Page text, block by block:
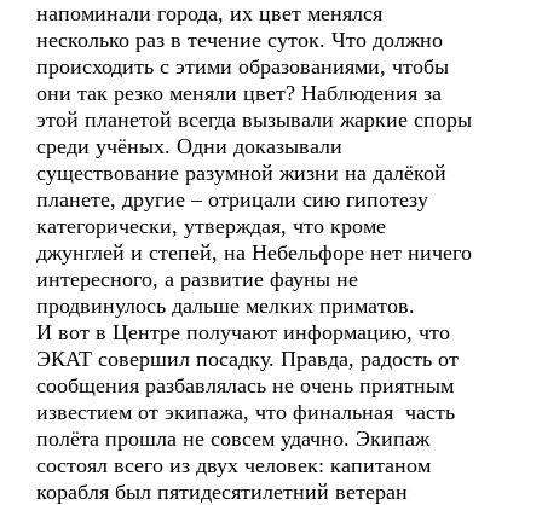
напоминали города, их цвет менялся
несколько раз в течение суток. Что должно
происходить с этими образованиями, чтобы
они так резко меняли цвет? Наблюдения за
этой планетой всегда вызывали жаркие споры
среди учёных. Одни доказывали
существование разумной жизни на далёкой
планете, другие – отрицали сию гипотезу
категорически, утверждая, что кроме
джунглей и степей, на Небельфоре нет ничего
интересного, а развитие фауны не
продвинулось дальше мелких приматов.
И вот в Центре получают информацию, что
ЭКАТ совершил посадку. Правда, радость от
сообщения разбавлялась не очень приятным
известием от экипажа, что финальная часть
полёта прошла не совсем удачно. Экипаж
состоял всего из двух человек: капитаном
корабля был пятидесятилетний ветеран